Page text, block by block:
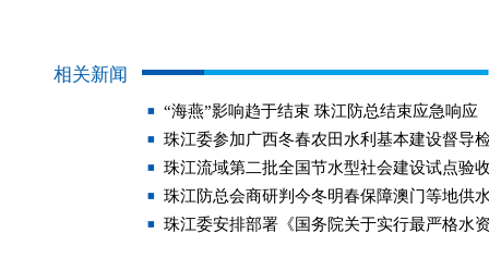
相关新闻
“海燕”影响趋于结束 珠江防总结束应急响应
珠江委参加广西冬春农田水利基本建设督导
珠江流域第二批全国节水型社会建设试点验
珠江防总会商研判今冬明春保障澳门等地供
珠江委安排部署《国务院关于实行最严格水